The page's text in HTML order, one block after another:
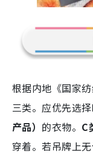
根据内地《国家
三类。应优先选择
产品） 的衣物。 C
穿着。若吊牌上